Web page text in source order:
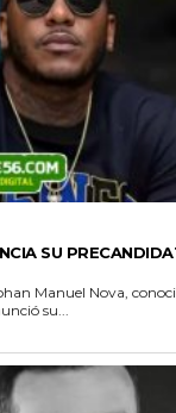
SU
Manuel Nova,
su...